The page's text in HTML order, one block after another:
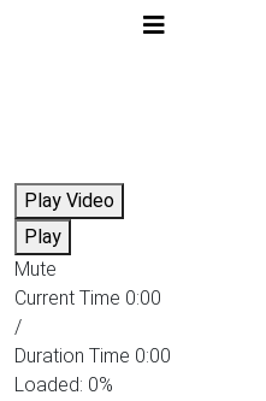
Play Video
Play
Mute
Current Time 0:00
/
Duration Time 0:00
Loaded: 0%